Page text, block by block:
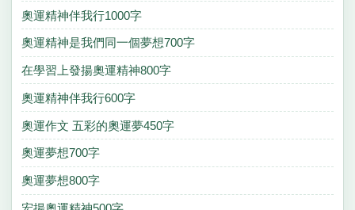
奧運精神伴我行1000字
奧運精神是我們同一個夢想700字
在學習上發揚奧運精神800字
奧運精神伴我行600字
奧運作文 五彩的奧運夢450字
奧運夢想700字
奧運夢想800字